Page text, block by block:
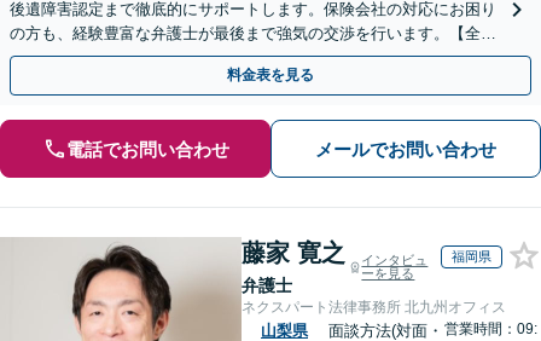
後遺障害認定まで徹底的にサポートします。保険会社の対応にお困り
の方も、経験豊富な弁護士が最後まで強気の交渉を行います。【全国
13拠点】お気軽にご相談ください。
料金表を見る
電話でお問い合わせ メールでお問い合わせ
藤家 寛之
弁護士
インタビュ
ーを見る
福岡県
ネクスパート法律事務所 北九州オフィス
山梨県
面談方法(対面・ 営業時間：09: